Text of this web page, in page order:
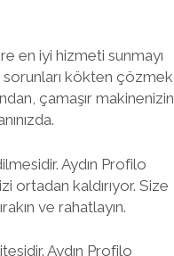
en iyi hizmeti sunmayı
sorunları kökten çözmek
çamaşır makinenizin
Aydın Profilo
ortadan kaldırıyor. Size
ve rahatlayın.
Aydın Profilo